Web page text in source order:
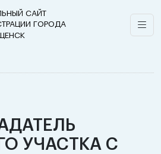
САЙТ
ГОРОДА
УЧАСТКА С